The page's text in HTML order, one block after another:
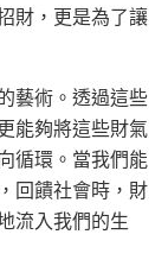
財，更是為了讓
藝術。透過這些
能夠將這些財氣
循環。當我們能
回饋社會時，財
流入我們的生